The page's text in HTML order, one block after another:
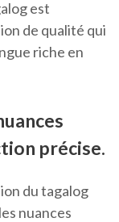
est
de qualité qui
riche en
précise.
du tagalog
nuances